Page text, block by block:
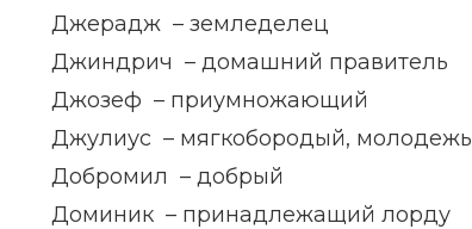
Джерадж – земледелец
Джиндрич – домашний правитель
Джозеф – приумножающий
Джулиус – мягкобородый, молодежь
Добромил – добрый
Доминик – принадлежащий лорду